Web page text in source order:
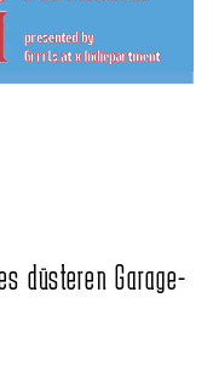
düsteren Garage-